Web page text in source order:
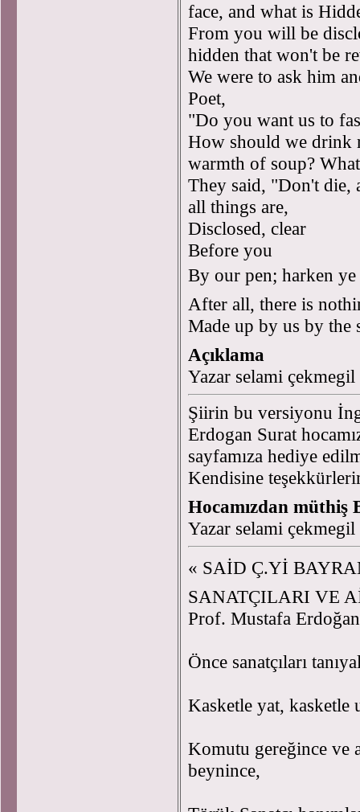
face, and what is
From you will be
hidden that won't be
We were to ask him
Poet,
"Do you want us to
How should we drink
warmth of soup?
They said, "Don't die,
all things are,
Disclosed, clear
Before you
By our pen; harken
After all, there is
Made up by us by
Açıklama
Yazar selami
Şiirin bu versiyonu
Erdogan Surat
sayfamıza hediye
Kendisine
Hocamızdan müthiş
Yazar selami
« SAİD Ç.Yİ
SANATÇILARI VE
Prof. Mustafa
Önce sanatçıları
Kasketle yat, kasketle
Komutu gereğince ve
beynince,